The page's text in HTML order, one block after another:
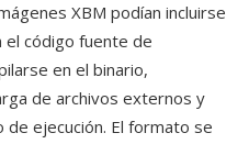
XBM podían incluirse
el código fuente de
en el binario,
de archivos externos y
ejecución. El formato se